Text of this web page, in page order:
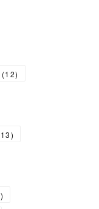
(12)
13)
)